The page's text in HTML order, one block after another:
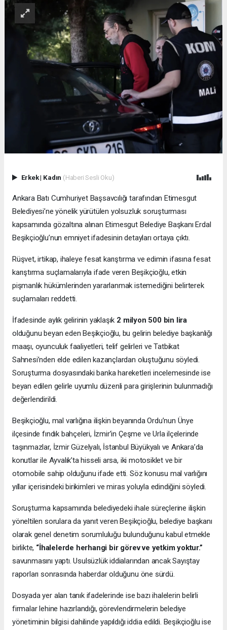
Erkek| Kadın (Haberi Sesli Oku)
Ankara Batı Cumhuriyet Başsavcılığı tarafından Etimesgut
Belediyesi’ne yönelik yürütülen yolsuzluk soruşturması
kapsamında gözaltına alınan Etimesgut Belediye Başkanı Erdal
Beşikçioğlu’nun emniyet ifadesinin detayları ortaya çıktı.
Rüşvet, irtikap, ihaleye fesat karıştırma ve edimin ifasına fesat
karıştırma suçlamalarıyla ifade veren Beşikçioğlu, etkin
pişmanlık hükümlerinden yararlanmak istemediğini belirterek
suçlamaları reddetti.
İfadesinde aylık gelirinin yaklaşık 2 milyon 500 bin lira
olduğunu beyan eden Beşikçioğlu, bu gelirin belediye başkanlığı
maaşı, oyunculuk faaliyetleri, telif gelirleri ve Tatbikat
Sahnesi’nden elde edilen kazançlardan oluştuğunu söyledi.
Soruşturma dosyasındaki banka hareketleri incelemesinde ise
beyan edilen gelirle uyumlu düzenli para girişlerinin bulunmadığı
değerlendirildi.
Beşikçioğlu, mal varlığına ilişkin beyanında Ordu’nun Ünye
ilçesinde fındık bahçeleri, İzmir’in Çeşme ve Urla ilçelerinde
taşınmazlar, İzmir Güzelyalı, İstanbul Büyükyalı ve Ankara’da
konutlar ile Ayvalık’ta hisseli arsa, iki motosiklet ve bir
otomobile sahip olduğunu ifade etti. Söz konusu mal varlığını
yıllar içerisindeki birikimleri ve miras yoluyla edindiğini söyledi.
Soruşturma kapsamında belediyedeki ihale süreçlerine ilişkin
yöneltilen sorulara da yanıt veren Beşikçioğlu, belediye başkanı
olarak genel denetim sorumluluğu bulunduğunu kabul etmekle
birlikte, “İhalelerde herhangi bir görev ve yetkim yoktur.”
savunmasını yaptı. Usulsüzlük iddialarından ancak Sayıştay
raporları sonrasında haberdar olduğunu öne sürdü.
Dosyada yer alan tanık ifadelerinde ise bazı ihalelerin belirli
firmalar lehine hazırlandığı, görevlendirmelerin belediye
yönetiminin bilgisi dahilinde yapıldığı iddia edildi. Beşikçioğlu ise